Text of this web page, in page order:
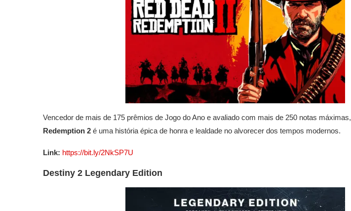
Vencedor de mais de 175 prêmios de Jogo do Ano e avaliado com mais de 250 notas máximas,
Redemption 2 é uma história épica de honra e lealdade no alvorecer dos tempos modernos.
Link: https://bit.ly/2NkSP7U
Destiny 2 Legendary Edition